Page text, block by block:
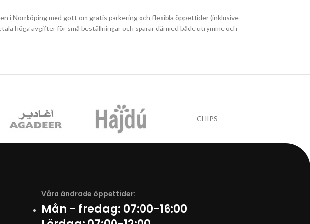
i Norrköping med gott om gratis parkering och flexibla öppettider (inklusive
höga avgifter för små beställningar och sparar därmed både utrymme och
CHIPS
Våra ändrade öppettider:
Mån - fredag: 07:00-16:00